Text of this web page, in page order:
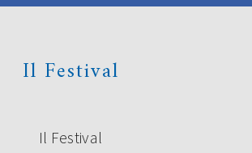
Il Festival
Il Festival